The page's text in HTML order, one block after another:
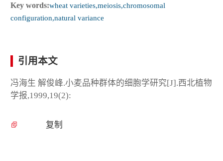
Key words:wheat varieties,meiosis,chromosomal
configuration,natural variance
引用本文
冯海生 解俊峰.小麦品种群体的细胞学研究[J].西北植物
学报,1999,19(2):
复制